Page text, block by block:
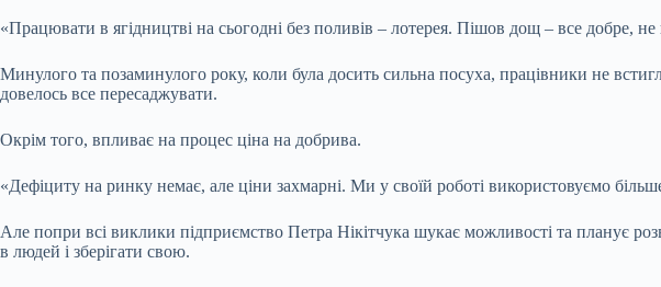
«Працювати в ягідництві на сьогодні без поливів – лотерея. Пішов дощ – все добре,
Минулого та позаминулого року, коли була досить сильна посуха, працівники не
довелось все пересаджувати.
Окрім того, впливає на процес ціна на добрива.
«Дефіциту на ринку немає, але ціни захмарні. Ми у своїй роботі використовуємо
Але попри всі виклики підприємство Петра Нікітчука шукає можливості та планує
в людей і зберігати свою.